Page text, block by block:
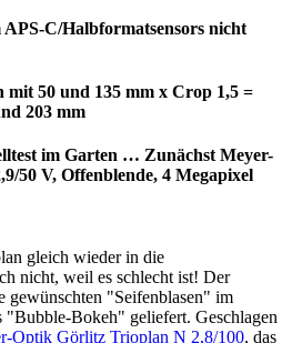
C/Halbformatsensors nicht
mit 50 und 135 mm x Crop 1,5 =
203 mm
im Garten … Zunächst Meyer-
50 V, Offenblende, 4 Megapixel
gleich wieder in die
nicht, weil es schlecht ist! Der
gewünschten "Seifenblasen" im
"Bubble-Bokeh" geliefert. Geschlagen
Optik Görlitz Trioplan N 2,8/100, das